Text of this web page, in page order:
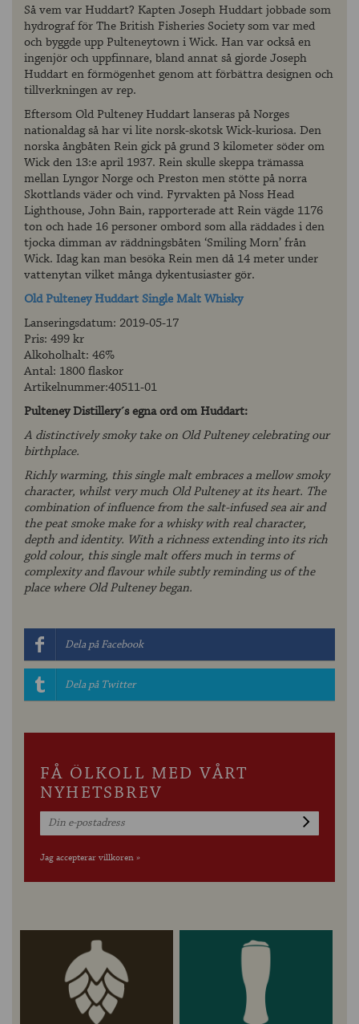
Så vem var Huddart? Kapten Joseph Huddart jobbade som
hydrograf för The British Fisheries Society som var med
och byggde upp Pulteneytown i Wick. Han var också en
ingenjör och uppfinnare, bland annat så gjorde Joseph
Huddart en förmögenhet genom att förbättra designen och
tillverkningen av rep.
Eftersom Old Pulteney Huddart lanseras på Norges
nationaldag så har vi lite norsk-skotsk Wick-kuriosa. Den
norska ångbåten Rein gick på grund 3 kilometer söder om
Wick den 13:e april 1937. Rein skulle skeppa trämassa
mellan Lyngor Norge och Preston men stötte på norra
Skottlands väder och vind. Fyrvakten på Noss Head
Lighthouse, John Bain, rapporterade att Rein vägde 1176
ton och hade 16 personer ombord som alla räddades i den
tjocka dimman av räddningsbåten ‘Smiling Morn’ från
Wick. Idag kan man besöka Rein men då 14 meter under
vattenytan vilket många dykentusiaster gör.
Old Pulteney Huddart Single Malt Whisky
Lanseringsdatum: 2019-05-17
Pris: 499 kr
Alkoholhalt: 46%
Antal: 1800 flaskor
Artikelnummer:40511-01
Pulteney Distillery´s egna ord om Huddart:
A distinctively smoky take on Old Pulteney celebrating our
birthplace.
Richly warming, this single malt embraces a mellow smoky
character, whilst very much Old Pulteney at its heart. The
combination of influence from the salt-infused sea air and
the peat smoke make for a whisky with real character,
depth and identity. With a richness extending into its rich
gold colour, this single malt offers much in terms of
complexity and flavour while subtly reminding us of the
place where Old Pulteney began.
Dela på Facebook
Dela på Twitter
FÅ ÖLKOLL MED VÅRT
NYHETSBREV
Jag accepterar villkoren »